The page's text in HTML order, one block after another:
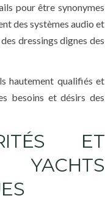
pour être synonymes
des systèmes audio et
dressings dignes des
hautement qualifiés et
besoins et désirs des
ET